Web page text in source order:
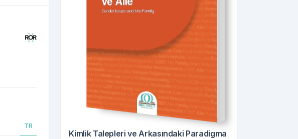
TR
Kimlik Talepleri ve Arkasındaki Paradigma